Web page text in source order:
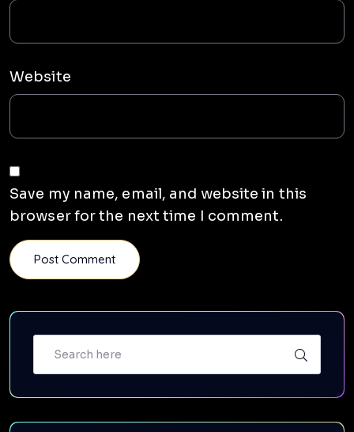
Website
Save my name, email, and website in this
browser for the next time I comment.